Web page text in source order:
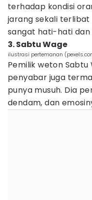
terhadap kondisi
jarang sekali
sangat hati-hati
3. Sabtu Wage
ilustrasi pertemanan
Pemilik weton
penyabar juga
punya musuh. Dia
dendam, dan